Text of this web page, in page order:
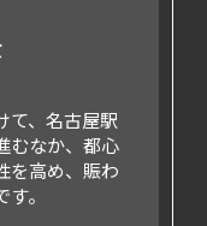
て、名古屋駅
むなか、都心
を高め、賑わ
。